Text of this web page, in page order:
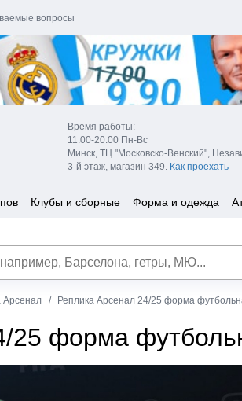
вопросы
Время работы:
11:00-20:00 Пн-Вс
Минск, ТЦ "Московско-Венский",
3-й этаж, магазин 349. Как проехать
Клубы и сборные Форма и одежда
Арсенал Реплика Арсенал 24/25 форма
25 форма